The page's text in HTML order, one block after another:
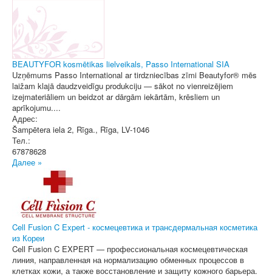
BEAUTYFOR kosmētikas lielveikals, Passo International SIA
Uzņēmums Passo International ar tirdzniecības zīmi Beautyfor® mēs
laižam klajā daudzveidīgu produkciju — sākot no vienreizējiem
izejmateriāliem un beidzot ar dārgām iekārtām, krēsliem un
aprīkojumu....
Адрес:
Šampētera iela 2, Rīga., Rīga, LV-1046
Тел.:
67878628
Далее »
Cell Fusion C Expert - космецевтика и трансдермальная косметика
из Кореи
Cell Fusion C EXPERT — профессиональная космецевтическая
линия, направленная на нормализацию обменных процессов в
клетках кожи, а также восстановление и защиту кожного барьера.